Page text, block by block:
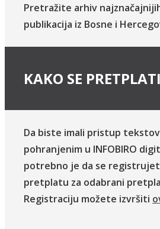
Pretražite arhiv
publikacija iz Bosne i
KAKO SE
Da biste imali pristup
pohranjenim u INFOBIRO
potrebno je da se
pretplatu za odabrani
Registraciju možete izvršiti